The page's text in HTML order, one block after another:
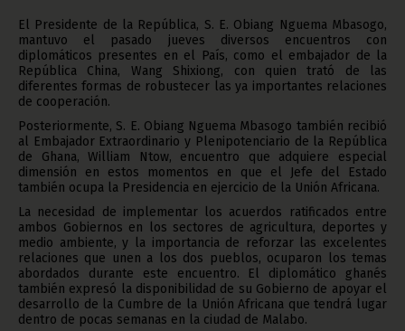
El Presidente de la República, S. E. Obiang Nguema Mbasogo,
mantuvo el pasado jueves diversos encuentros con
diplomáticos presentes en el País, como el embajador de la
República China, Wang Shixiong, con quien trató de las
diferentes formas de robustecer las ya importantes relaciones
de cooperación.
Posteriormente, S. E. Obiang Nguema Mbasogo también recibió
al Embajador Extraordinario y Plenipotenciario de la República
de Ghana, William Ntow, encuentro que adquiere especial
dimensión en estos momentos en que el Jefe del Estado
también ocupa la Presidencia en ejercicio de la Unión Africana.
La necesidad de implementar los acuerdos ratificados entre
ambos Gobiernos en los sectores de agricultura, deportes y
medio ambiente, y la importancia de reforzar las excelentes
relaciones que unen a los dos pueblos, ocuparon los temas
abordados durante este encuentro. El diplomático ghanés
también expresó la disponibilidad de su Gobierno de apoyar el
desarrollo de la Cumbre de la Unión Africana que tendrá lugar
dentro de pocas semanas en la ciudad de Malabo.